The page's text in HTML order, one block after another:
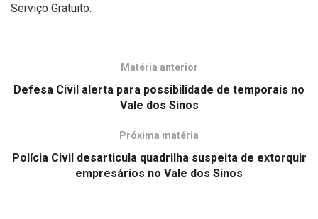
Serviço Gratuito.
Matéria anterior
Defesa Civil alerta para possibilidade de temporais no
Vale dos Sinos
Próxima matéria
Polícia Civil desarticula quadrilha suspeita de extorquir
empresários no Vale dos Sinos